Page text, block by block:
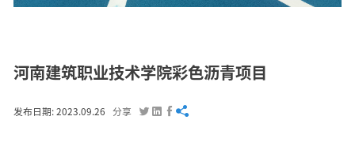
河南建筑职业技术学院彩色沥青项目
发布日期: 2023.09.26 分享    